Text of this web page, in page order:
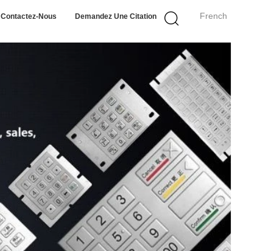
French
Contactez-Nous Demandez Une Citation